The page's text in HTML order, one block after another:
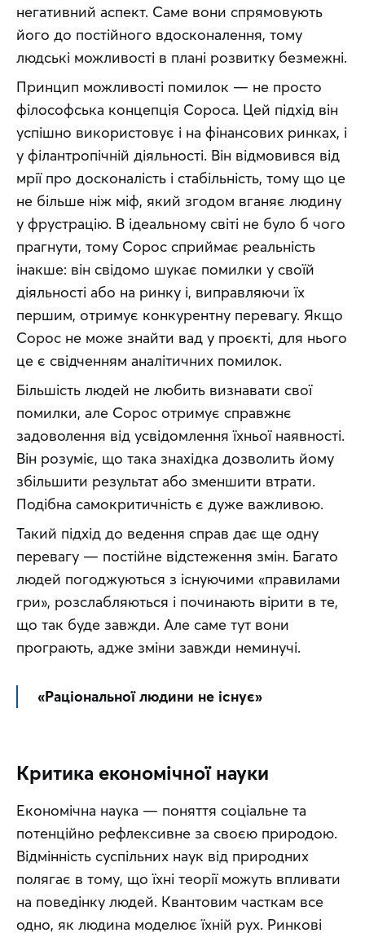
негативний аспект. Саме вони спрямовують
його до постійного вдосконалення, тому
людські можливості в плані розвитку безмежні.
Принцип можливості помилок — не просто
філософська концепція Сороса. Цей підхід він
успішно використовує і на фінансових ринках, і
у філантропічній діяльності. Він відмовився від
мрії про досконалість і стабільність, тому що це
не більше ніж міф, який згодом вганяє людину
у фрустрацію. В ідеальному світі не було б чого
прагнути, тому Сорос сприймає реальність
інакше: він свідомо шукає помилки у своїй
діяльності або на ринку і, виправляючи їх
першим, отримує конкурентну перевагу. Якщо
Сорос не може знайти вад у проєкті, для нього
це є свідченням аналітичних помилок.
Більшість людей не любить визнавати свої
помилки, але Сорос отримує справжнє
задоволення від усвідомлення їхньої наявності.
Він розуміє, що така знахідка дозволить йому
збільшити результат або зменшити втрати.
Подібна самокритичність є дуже важливою.
Такий підхід до ведення справ дає ще одну
перевагу — постійне відстеження змін. Багато
людей погоджуються з існуючими «правилами
гри», розслабляються і починають вірити в те,
що так буде завжди. Але саме тут вони
програють, адже зміни завжди неминучі.
«Раціональної людини не існує»
Критика економічної науки
Економічна наука — поняття соціальне та
потенційно рефлексивне за своєю природою.
Відмінність суспільних наук від природних
полягає в тому, що їхні теорії можуть впливати
на поведінку людей. Квантовим часткам все
одно, як людина моделює їхній рух. Ринкові